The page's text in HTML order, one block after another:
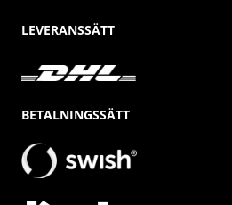
LEVERANSSÄTT
BETALNINGSSÄTT